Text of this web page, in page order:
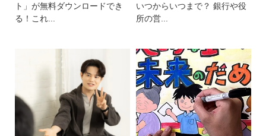
ト」が無料ダウンロードでき
る！これ...
いつからいつまで？ 銀行や役
所の営...